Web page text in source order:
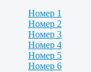
Номер 1
Номер 2
Номер 3
Номер 4
Номер 5
Номер 6